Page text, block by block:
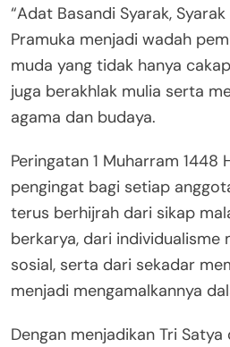
“Adat Basandi Syarak,
Pramuka menjadi wadah
muda yang tidak hanya
juga berakhlak mulia serta
agama dan budaya.
Peringatan 1 Muharram 1448
pengingat bagi setiap
terus berhijrah dari sikap
berkarya, dari individualisme
sosial, serta dari sekadar
menjadi mengamalkannya
Dengan menjadikan Tri Satya